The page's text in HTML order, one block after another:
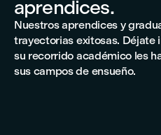
aprendices.
Nuestros aprendices y
trayectorias exitosas. Déjate
su recorrido académico les
sus campos de ensueño.